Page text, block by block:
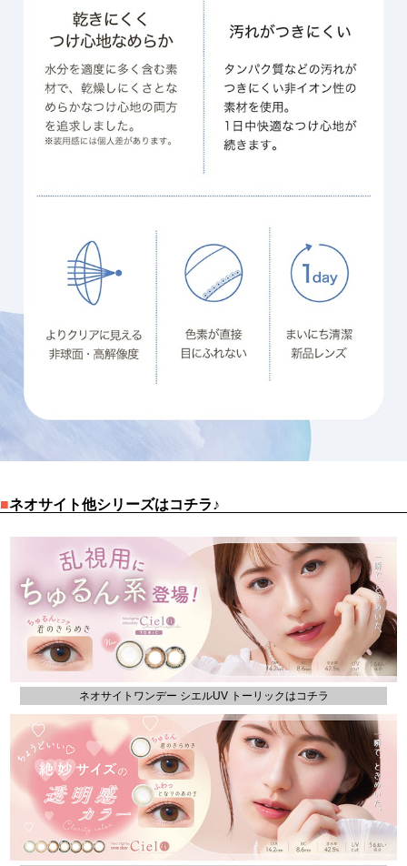
■ネオサイト他シリーズはコチラ♪
ネオサイトワンデー シエルUV トーリックはコチラ